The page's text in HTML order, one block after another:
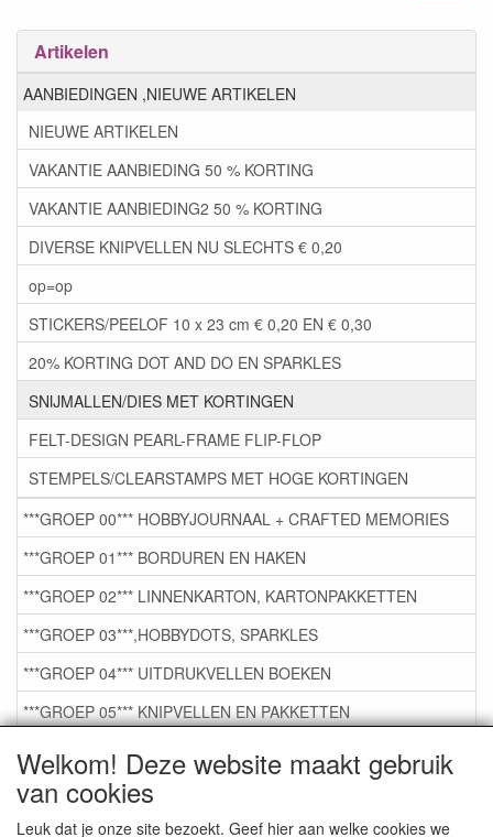
Welkom! Deze website maakt gebruik
van cookies
Leuk dat je onze site bezoekt. Geef hier aan welke cookies we
Artikelen
AANBIEDINGEN ,NIEUWE ARTIKELEN
NIEUWE ARTIKELEN
VAKANTIE AANBIEDING 50 % KORTING
VAKANTIE AANBIEDING2 50 % KORTING
DIVERSE KNIPVELLEN NU SLECHTS € 0,20
op=op
STICKERS/PEELOF 10 x 23 cm € 0,20 EN € 0,30
20% KORTING DOT AND DO EN SPARKLES
SNIJMALLEN/DIES MET KORTINGEN
FELT-DESIGN PEARL-FRAME FLIP-FLOP
STEMPELS/CLEARSTAMPS MET HOGE KORTINGEN
***GROEP 00*** HOBBYJOURNAAL + CRAFTED MEMORIES
***GROEP 01*** BORDUREN EN HAKEN
***GROEP 02*** LINNENKARTON, KARTONPAKKETTEN
***GROEP 03***,HOBBYDOTS, SPARKLES
***GROEP 04*** UITDRUKVELLEN BOEKEN
***GROEP 05*** KNIPVELLEN EN PAKKETTEN
***GROEP 06*** TAPE/LIJM SNIJMALLEN STEMPELS
***GROEP 07*** KAARTEN +SCRAP TOEBEHOREN
***GROEP 08*** TEKENEN EN KLEUREN, GELPEN,MARKER